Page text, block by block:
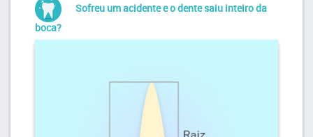
Sofreu um acidente e o dente saiu inteiro da
boca?